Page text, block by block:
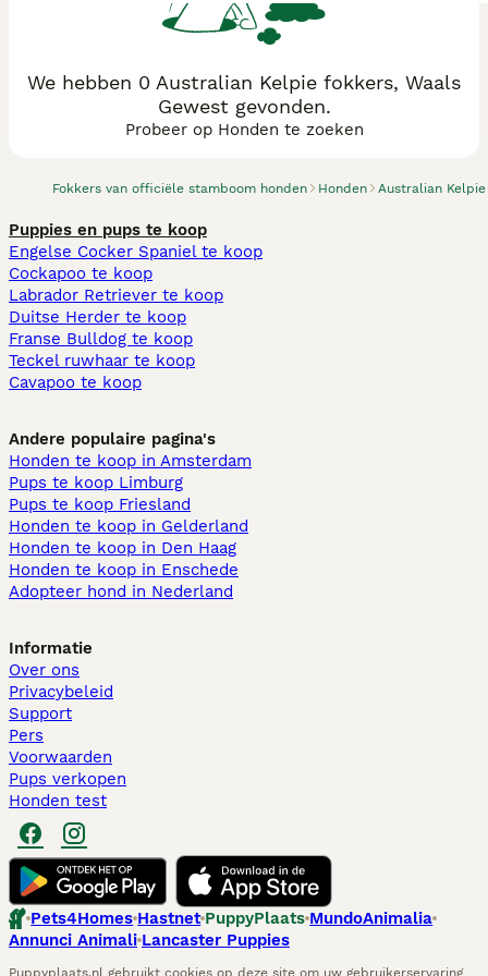
Fokkers van officiële stamboom honden Honden Australian Kelpie
We hebben 0 Australian Kelpie fokkers, Waals
Gewest gevonden.
Probeer op Honden te zoeken
Puppies en pups te koop
Engelse Cocker Spaniel te koop
Cockapoo te koop
Labrador Retriever te koop
Duitse Herder te koop
Franse Bulldog te koop
Teckel ruwhaar te koop
Cavapoo te koop
Andere populaire pagina's
Honden te koop in Amsterdam
Pups te koop Limburg​
Pups te koop Friesland​
Honden te koop in Gelderland
Honden te koop in Den Haag
Honden te koop in Enschede
Adopteer hond in Nederland
Informatie
Over ons
Privacybeleid
Support
Pers
Voorwaarden
Pups verkopen
Honden test
Pets4Homes Hastnet PuppyPlaats MundoAnimalia
Annunci Animali Lancaster Puppies
Puppyplaats.nl gebruikt cookies op deze site om uw gebruikerservaring